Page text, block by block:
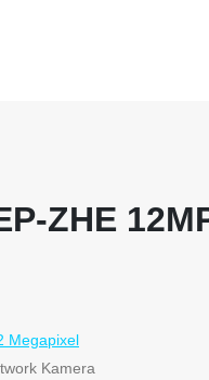
ZHE
Megapixel
Kamera